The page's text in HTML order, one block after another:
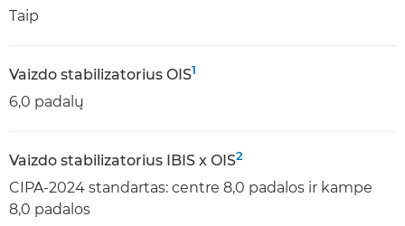
Taip
Vaizdo stabilizatorius OIS1
6,0 padalų
Vaizdo stabilizatorius IBIS x OIS2
CIPA-2024 standartas: centre 8,0 padalos ir kampe
8,0 padalos